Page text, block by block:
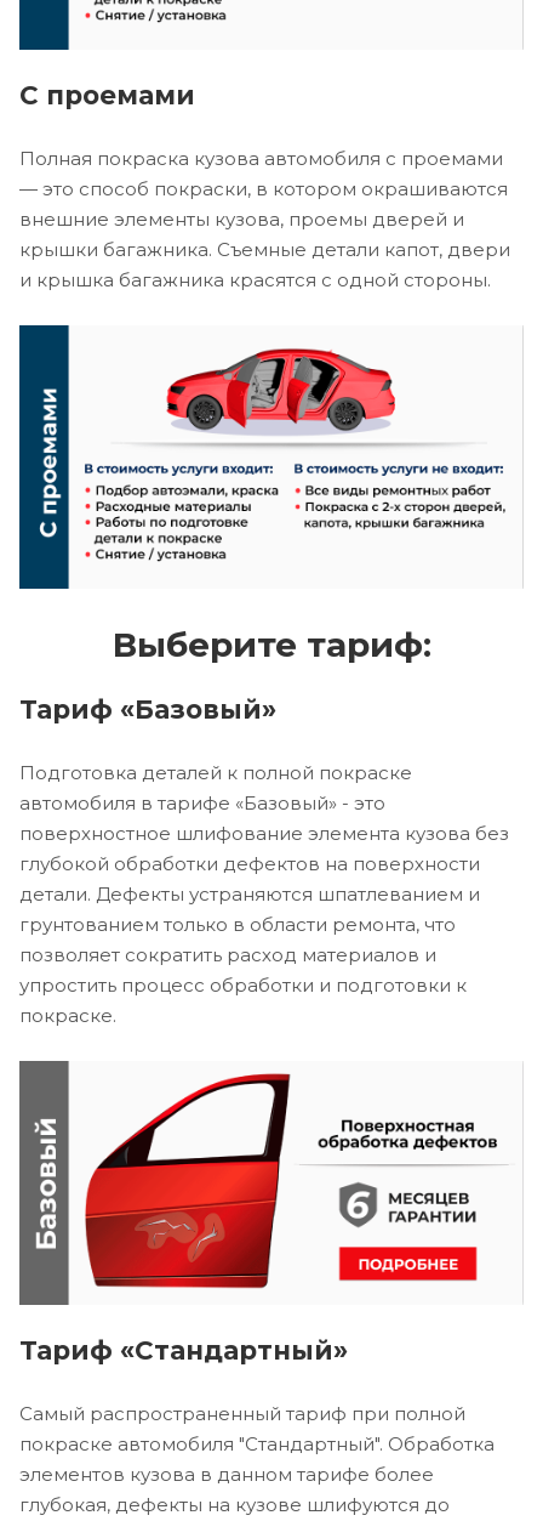
С проемами
Полная покраска кузова автомобиля с проемами
— это способ покраски, в котором окрашиваются
внешние элементы кузова, проемы дверей и
крышки багажника. Съемные детали капот, двери
и крышка багажника красятся с одной стороны.
Выберите тариф:
Тариф «Базовый»
Подготовка деталей к полной покраске
автомобиля в тарифе «Базовый» - это
поверхностное шлифование элемента кузова без
глубокой обработки дефектов на поверхности
детали. Дефекты устраняются шпатлеванием и
грунтованием только в области ремонта, что
позволяет сократить расход материалов и
упростить процесс обработки и подготовки к
покраске.
Тариф «Стандартный»
Самый распространенный тариф при полной
покраске автомобиля "Стандартный". Обработка
элементов кузова в данном тарифе более
глубокая, дефекты на кузове шлифуются до